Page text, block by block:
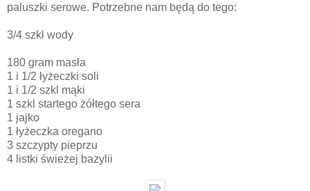
paluszki serowe. Potrzebne nam będą do tego:
3/4 szkl wody
180 gram masła
1 i 1/2 łyżeczki soli
1 i 1/2 szkl mąki
1 szkl startego żółtego sera
1 jajko
1 łyżeczka oregano
3 szczypty pieprzu
4 listki świeżej bazylii